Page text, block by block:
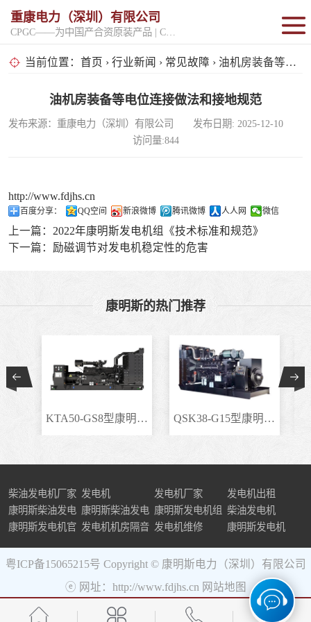
重康电力（深圳）有限公司
当前位置： 首页 › 行业新闻 › 常见故障 › 油机房装备等电位连接做法和接地规范
油机房装备等电位连接做法和接地规范
发布来源：重康电力（深圳）有限公司 发布日期: 2025-12-10
访问量:844
http://www.fdjhs.cn
百度分享： QQ空间 新浪微博 腾讯微博 人人网 微信
上一篇： 2022年康明斯发电机组《技术标准和规范》
下一篇： 励磁调节对发电机稳定性的危害
康明斯的热门推荐
KTA50-GS8型康明斯柴.. QSK38-G15型康明斯柴..
柴油发电机厂家 发电机 发电机厂家
发电机出租
康明斯柴油发电
机组
康明斯柴油发电
机
康明斯发电机组 柴油发电机
康明斯发电机官 发电机机房隔音 发电机维修 康明斯发电机
粤ICP备15065215号 Copyright © 康明斯电力（深圳）有限公司
ⓔ 网址：http://www.fdjhs.cn 网站地图
固定开架式
超静音型
移动电站